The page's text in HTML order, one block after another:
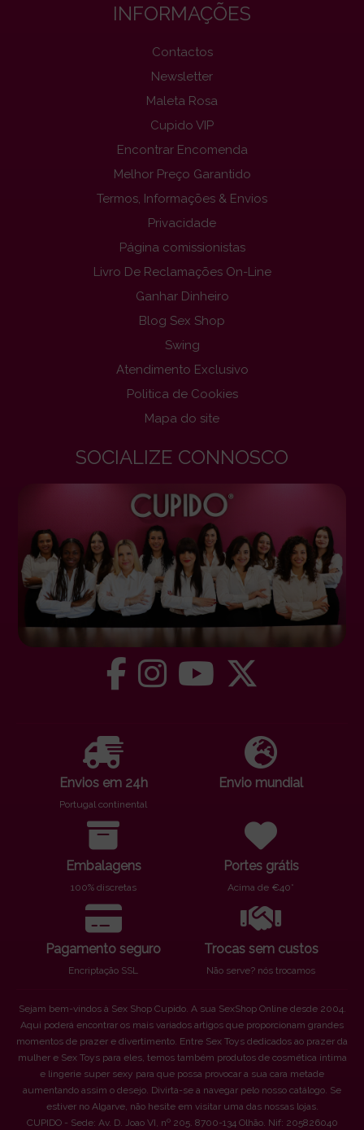
INFORMAÇÕES
Contactos
Newsletter
Maleta Rosa
Cupido VIP
Encontrar Encomenda
Melhor Preço Garantido
Termos, Informações & Envios
Privacidade
Página comissionistas
Livro De Reclamações On-Line
Ganhar Dinheiro
Blog Sex Shop
Swing
Atendimento Exclusivo
Politica de Cookies
Mapa do site
SOCIALIZE CONNOSCO
Envios em 24h
Portugal continental
Envio mundial
Embalagens
100% discretas
Portes grátis
Acima de €40*
Pagamento seguro
Encriptação SSL
Trocas sem custos
Não serve? nós trocamos
Sejam bem-vindos à Sex Shop Cupido. A sua SexShop Online desde 2004.
Aqui poderá encontrar os mais variados artigos que proporcionam grandes
momentos de prazer e divertimento. Entre Sex Toys dedicados ao prazer da
mulher e Sex Toys para eles, temos também produtos de cosmética íntima
e lingerie super sexy para que possa provocar a sua cara metade
aumentando assim o desejo. Divirta-se a navegar pelo nosso catálogo. Se
estiver no Algarve, não hesite em visitar uma das nossas lojas.
CUPIDO - Sede: Av. D. Joao VI, nº 205. 8700-134 Olhão. Nif: 205826040